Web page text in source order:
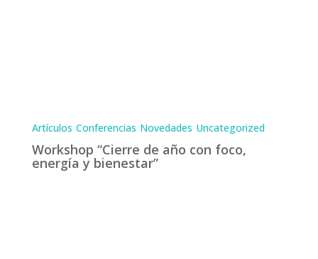
Artículos Conferencias Novedades Uncategorized
Workshop “Cierre de año con foco,
energía y bienestar”